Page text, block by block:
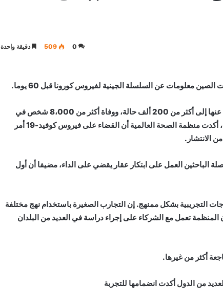
0
509 دقيقة واحدة
معلومات عن السلسلة الجينية لفيروس كورونا قبل 60 يوما.
وذكر مركز أنباء الأمم المتحدة أنه مع ارتفاع أعداد الإصابات المبلغ عنها إلى أكثر من 200 ألف حالة، ووفاة أكثر من 8،000 شخص في
العالم، 80 في المئة من الحالات في غرب المحيط الهادئ وأوروبا، أكدت منظمة الصحة العالمية أن القضاء على فيروس كوفيد-19 أمر
الانتشار.
العمل على ابتكار عقار يقضي على الداء، مضيفا أن أول
التجريبية بشكل ممنهج. إن التجارب الصغيرة باستخدام نهج مختلفة
المنظمة تعمل مع الشركاء على إجراء دراسة في العديد من البلدان
أكثر من غيرها.
من الدول أكدت انضمامها للتجربة